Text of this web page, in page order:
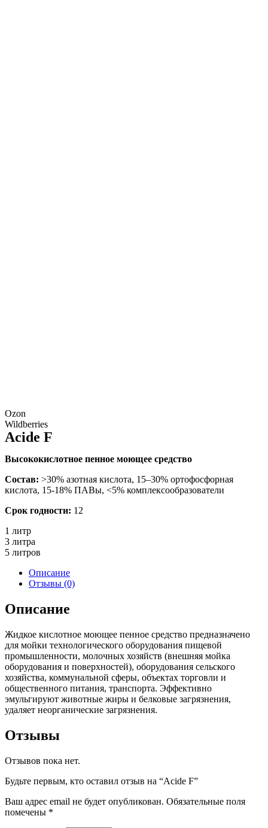
Ozon
Wildberries
Acide F
Высококислотное пенное моющее средство
Cостав: >30% азотная кислота, 15–30% ортофосфорная
кислота, 15-18% ПАВы, ˂5% комплексообразователи
Срок годности: 12
1 литр
3 литра
5 литров
Описание
Отзывы (0)
Описание
Жидкое кислотное моющее пенное средство предназначено
для мойки технологического оборудования пищевой
промышленности, молочных хозяйств (внешняя мойка
оборудования и поверхностей), оборудования сельского
хозяйства, коммунальной сферы, объектах торговли и
общественного питания, транспорта. Эффективно
эмульгируют животные жиры и белковые загрязнения,
удаляет неорганические загрязнения.
Отзывы
Отзывов пока нет.
Будьте первым, кто оставил отзыв на “Acide F”
Ваш адрес email не будет опубликован. Обязательные поля
помечены *